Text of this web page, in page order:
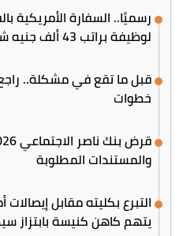
رسميًا.. السفارة الأمريكية
لوظيفة براتب 43 ألف جنيه شهريًا
خطوات
والمستندات المطلوبة
يتهم كاهن كنيسة بابتزاز